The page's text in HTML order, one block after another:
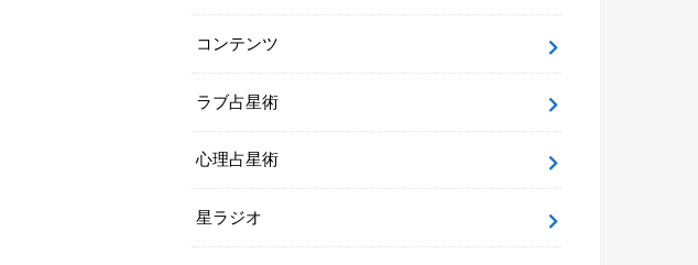
コンテンツ
ラブ占星術
心理占星術
星ラジオ